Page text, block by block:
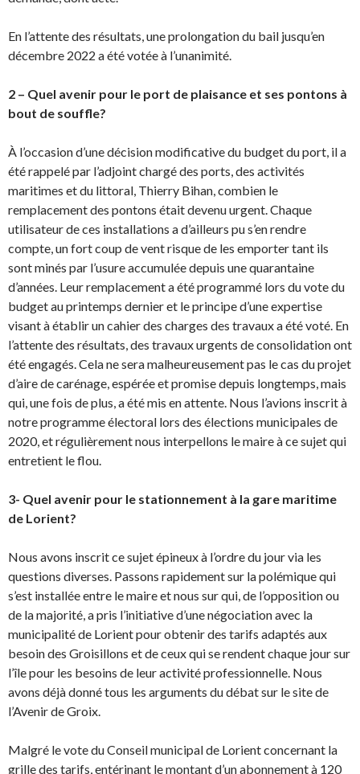
En l’attente des résultats, une prolongation du bail jusqu’en
décembre 2022 a été votée à l’unanimité.
2 – Quel avenir pour le port de plaisance et ses pontons à
bout de souffle?
À l’occasion d’une décision modificative du budget du port, il a
été rappelé par l’adjoint chargé des ports, des activités
maritimes et du littoral, Thierry Bihan, combien le
remplacement des pontons était devenu urgent. Chaque
utilisateur de ces installations a d’ailleurs pu s’en rendre
compte, un fort coup de vent risque de les emporter tant ils
sont minés par l’usure accumulée depuis une quarantaine
d’années. Leur remplacement a été programmé lors du vote du
budget au printemps dernier et le principe d’une expertise
visant à établir un cahier des charges des travaux a été voté. En
l’attente des résultats, des travaux urgents de consolidation ont
été engagés. Cela ne sera malheureusement pas le cas du projet
d’aire de carénage, espérée et promise depuis longtemps, mais
qui, une fois de plus, a été mis en attente. Nous l’avions inscrit à
notre programme électoral lors des élections municipales de
2020, et régulièrement nous interpellons le maire à ce sujet qui
entretient le flou.
3- Quel avenir pour le stationnement à la gare maritime
de Lorient?
Nous avons inscrit ce sujet épineux à l’ordre du jour via les
questions diverses. Passons rapidement sur la polémique qui
s’est installée entre le maire et nous sur qui, de l’opposition ou
de la majorité, a pris l’initiative d’une négociation avec la
municipalité de Lorient pour obtenir des tarifs adaptés aux
besoin des Groisillons et de ceux qui se rendent chaque jour sur
l’île pour les besoins de leur activité professionnelle. Nous
avons déjà donné tous les arguments du débat sur le site de
l’Avenir de Groix.
Malgré le vote du Conseil municipal de Lorient concernant la
grille des tarifs, entérinant le montant d’un abonnement à 120